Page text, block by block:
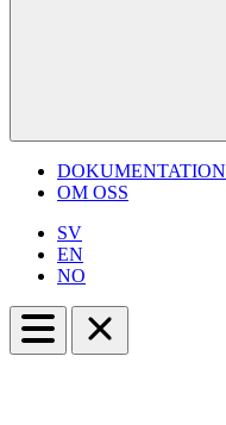
DOKUMENTATION
OM OSS
SV
EN
NO